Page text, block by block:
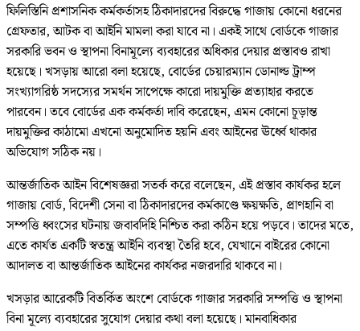
ফিলিস্তিনি প্রশাসনিক কর্মকর্তাসহ ঠিকাদারদের বিরুদ্ধে গাজায় কোনো ধরনের
গ্রেফতার, আটক বা আইনি মামলা করা যাবে না। একই সাথে বোর্ডকে গাজার
সরকারি ভবন ও স্থাপনা বিনামূল্যে ব্যবহারের অধিকার দেয়ার প্রস্তাবও রাখা
হয়েছে। খসড়ায় আরো বলা হয়েছে, বোর্ডের চেয়ারম্যান ডোনাল্ড ট্রাম্প
সংখ্যাগরিষ্ঠ সদস্যের সমর্থন সাপেক্ষে কারো দায়মুক্তি প্রত্যাহার করতে
পারবেন। তবে বোর্ডের এক কর্মকর্তা দাবি করেছেন, এমন কোনো চূড়ান্ত
দায়মুক্তির কাঠামো এখনো অনুমোদিত হয়নি এবং আইনের ঊর্ধ্বে থাকার
অভিযোগ সঠিক নয়।
আন্তর্জাতিক আইন বিশেষজ্ঞরা সতর্ক করে বলেছেন, এই প্রস্তাব কার্যকর হলে
গাজায় বোর্ড, বিদেশী সেনা বা ঠিকাদারদের কর্মকাণ্ডে ক্ষয়ক্ষতি, প্রাণহানি বা
সম্পত্তি ধ্বংসের ঘটনায় জবাবদিহি নিশ্চিত করা কঠিন হয়ে পড়বে। তাদের মতে,
এতে কার্যত একটি স্বতন্ত্র আইনি ব্যবস্থা তৈরি হবে, যেখানে বাইরের কোনো
আদালত বা আন্তর্জাতিক আইনের কার্যকর নজরদারি থাকবে না।
খসড়ার আরেকটি বিতর্কিত অংশে বোর্ডকে গাজার সরকারি সম্পত্তি ও স্থাপনা
বিনা মূল্যে ব্যবহারের সুযোগ দেয়ার কথা বলা হয়েছে। মানবাধিকার